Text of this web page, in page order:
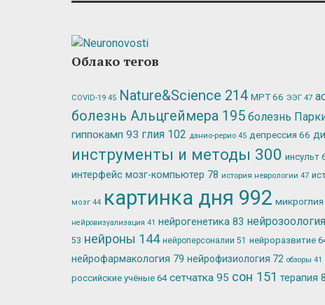
Облако тегов
COVID-19 45 Nature&Science 214 МРТ66 ЭЭГ 47
болезнь Альцгеймера 195 болезнь
гиппокамп 93 глия 102 данио-рерио 45 депрессия 66
инструменты и методы 300 инсульт
интерфейс мозг-компьютер 78 история неврологии 47
мозг 44 картинка дня 992 микроглия
нейровизуализация 41 нейрогенетика 83 нейрозоология
53 нейроны 144 нейроперсоналии 51 нейроразвитие
нейрофармакология 79 нейрофизиология 72 обзоры 41
российские учёные 64 сетчатка 95 сон 151 терапия